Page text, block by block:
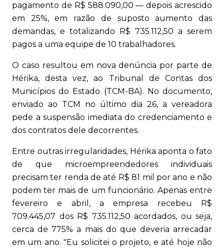
pagamento de R$ 588.090,00 — depois acrescido
em 25%, em razão de suposto aumento das
demandas, e totalizando R$ 735.112,50 a serem
pagos a uma equipe de 10 trabalhadores.
O caso resultou em nova denúncia por parte de
Hérika, desta vez, ao Tribunal de Contas dos
Municípios do Estado (TCM-BA). No documento,
enviado ao TCM no último dia 26, a vereadora
pede a suspensão imediata do credenciamento e
dos contratos dele decorrentes.
Entre outras irregularidades, Hérika aponta o fato
de que microempreendedores individuais
precisam ter renda de até R$ 81 mil por ano e não
podem ter mais de um funcionário. Apenas entre
fevereiro e abril, a empresa recebeu R$
709.445,07 dos R$ 735.112,50 acordados, ou seja,
cerca de 775% a mais do que deveria arrecadar
em um ano. "Eu solicitei o projeto, e até hoje não